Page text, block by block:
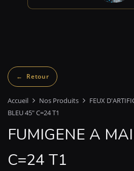
Accueil Nos Produits FEUX
BLEU 45″ C=24 T1
FUMIGENE A
C=24 T1